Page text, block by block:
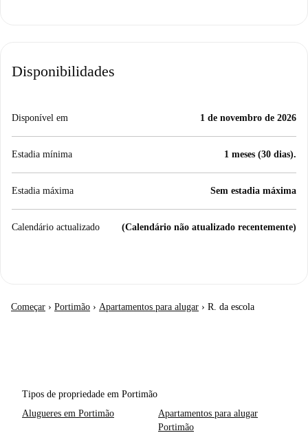
Disponibilidades
Disponível em 1 de novembro de 2026
Estadia mínima 1 meses (30 dias).
Estadia máxima Sem estadia máxima
Calendário actualizado (Calendário não atualizado recentemente)
Começar › Portimão › Apartamentos para alugar › R. da escola
Tipos de propriedade em Portimão
Alugueres em Portimão
Apartamentos para alugar
Portimão